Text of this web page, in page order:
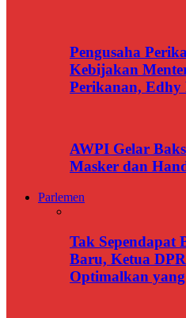
Pengusaha
Kebijakan
Perikanan, Edhy
AWPI Gelar
Masker dan
Parlemen
Tak Sependapat
Baru, Ketua
Optimalkan